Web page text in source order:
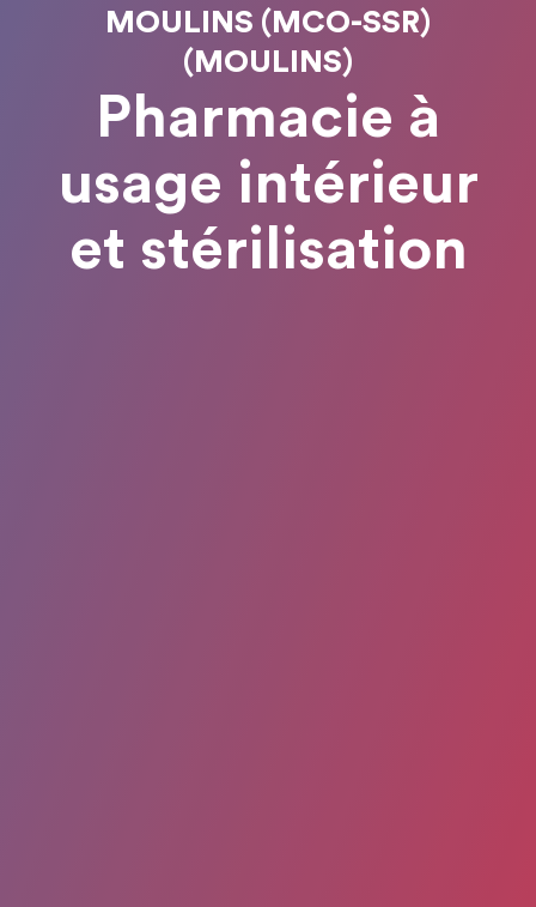
MOULINS (MCO-SSR)
(MOULINS)
Pharmacie à
usage intérieur
et stérilisation